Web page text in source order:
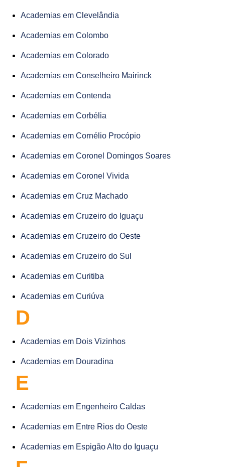
Academias em Clevelândia
Academias em Colombo
Academias em Colorado
Academias em Conselheiro Mairinck
Academias em Contenda
Academias em Corbélia
Academias em Cornélio Procópio
Academias em Coronel Domingos Soares
Academias em Coronel Vivida
Academias em Cruz Machado
Academias em Cruzeiro do Iguaçu
Academias em Cruzeiro do Oeste
Academias em Cruzeiro do Sul
Academias em Curitiba
Academias em Curiúva
D
Academias em Dois Vizinhos
Academias em Douradina
E
Academias em Engenheiro Caldas
Academias em Entre Rios do Oeste
Academias em Espigão Alto do Iguaçu